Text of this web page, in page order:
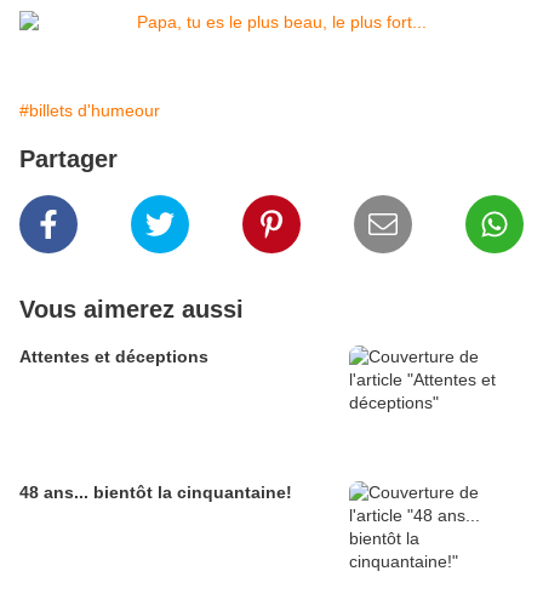
#billets d'humeour
Partager
Vous aimerez aussi
Attentes et déceptions
48 ans... bientôt la cinquantaine!